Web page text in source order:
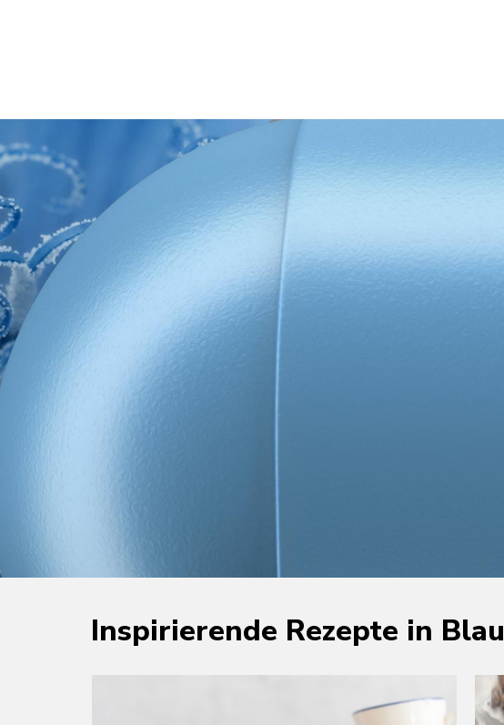
Inspirierende Rezepte in Blau